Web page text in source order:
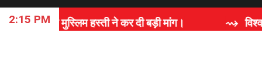
2:15 PM
हस्ती ने कर दी बड़ी मांग। ⇝ विश्वास, समर्पण और